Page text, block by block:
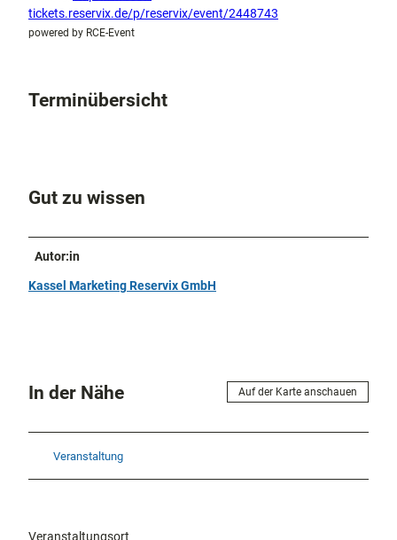
tickets.reservix.de/p/reservix/event/2448743
powered by RCE-Event
Terminübersicht
Gut zu wissen
Autor:in
Kassel Marketing Reservix GmbH
In der Nähe Auf der Karte anschauen
Veranstaltung
Veranstaltungsort